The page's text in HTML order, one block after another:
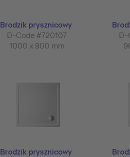
Brodzik prysznicowy
D-Code #720107
1000 x 900 mm
D-
Brodzik prysznicowy